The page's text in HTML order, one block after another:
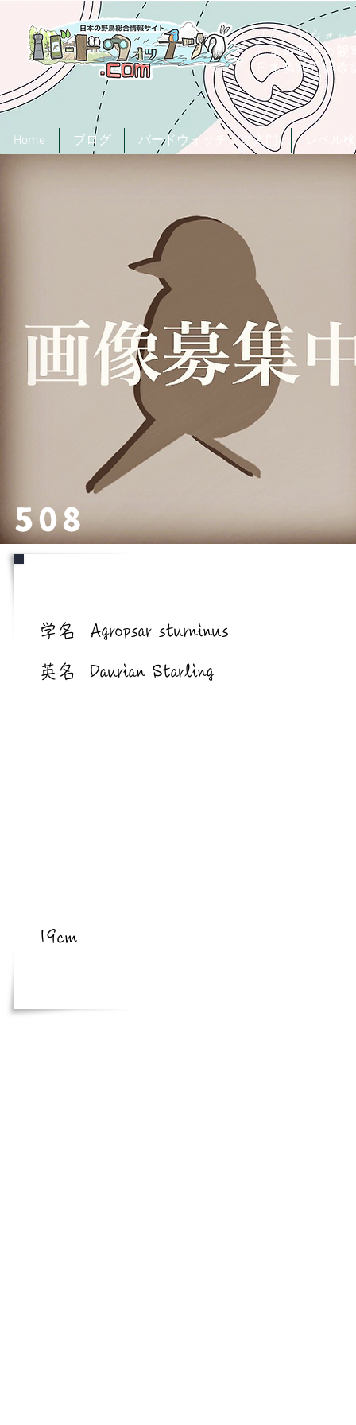
「バードウォッ
日本の野鳥の観
日本鳥類目録
Home ブログ バードウォッチング入門
508
学名 Agropsar sturninus
英名 Daurian Starling
19cm